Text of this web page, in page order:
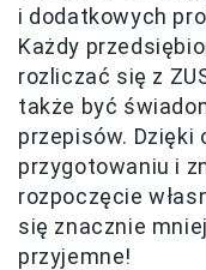
i dodatkowych
Każdy
rozliczać się z
także być
przepisów. Dzięki
przygotowaniu i
rozpoczęcie
się znacznie
przyjemne!